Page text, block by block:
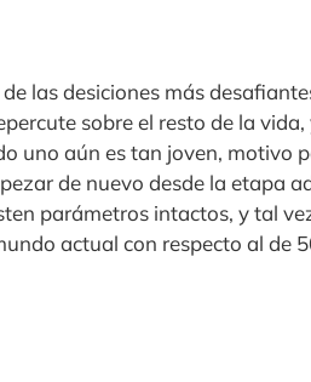
las desiciones más
sobre el resto de la
uno aún es tan joven, motivo
de nuevo desde la etapa
parámetros intactos, y tal
actual con respecto al de